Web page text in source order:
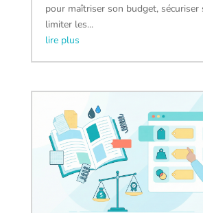
pour maîtriser son budget, sécuriser
limiter les...
lire plus